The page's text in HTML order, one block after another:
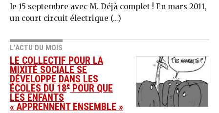
le 15 septembre avec M. Déjà complet ! En mars 2011,
un court circuit électrique (…)
L’ACTU DU MOIS
LE COLLECTIF POUR LA
MIXITÉ SOCIALE SE
DÉVELOPPE DANS LES
ÉCOLES DU 18e POUR QUE
LES ENFANTS
« APPRENNENT ENSEMBLE »